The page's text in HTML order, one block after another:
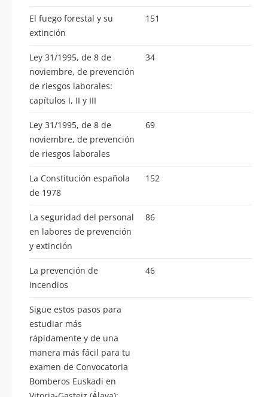
El fuego forestal y su
extinción
151
Ley 31/1995, de 8 de
noviembre, de prevención
de riesgos laborales:
capítulos I, II y III
34
Ley 31/1995, de 8 de
noviembre, de prevención
de riesgos laborales
69
La Constitución española
de 1978
152
La seguridad del personal
en labores de prevención
y extinción
86
La prevención de
incendios
46
Sigue estos pasos para
estudiar más
rápidamente y de una
manera más fácil para tu
examen de Convocatoria
Bomberos Euskadi en